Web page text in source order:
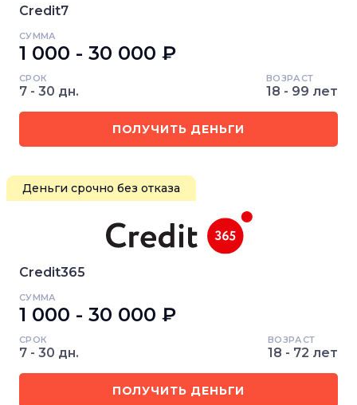
Credit7
СУММА
1 000 - 30 000 ₽
СРОК
7 - 30 дн.
ВОЗРАСТ
18 - 99 лет
ПОЛУЧИТЬ ДЕНЬГИ
Деньги срочно без отказа
Credit365
СУММА
1 000 - 30 000 ₽
СРОК
7 - 30 дн.
ВОЗРАСТ
18 - 72 лет
ПОЛУЧИТЬ ДЕНЬГИ